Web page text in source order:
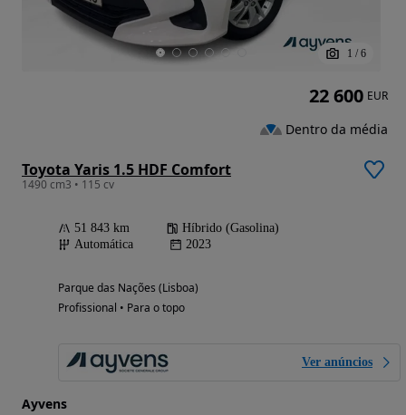
1 / 6
Toyota Yaris 1.5 HDF Comfort
1490 cm3 • 115 cv
51 843 km
Híbrido (Gasolina)
Automática
2023
Parque das Nações (Lisboa)
Profissional • Para o topo
Ver anúncios
Ayvens
22 600 EUR
Dentro da média